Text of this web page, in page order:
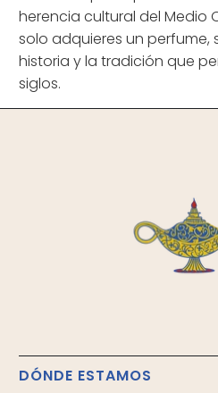
herencia cultural del Medio
solo adquieres un perfume,
historia y la tradición que
siglos.
DÓNDE ESTAMOS